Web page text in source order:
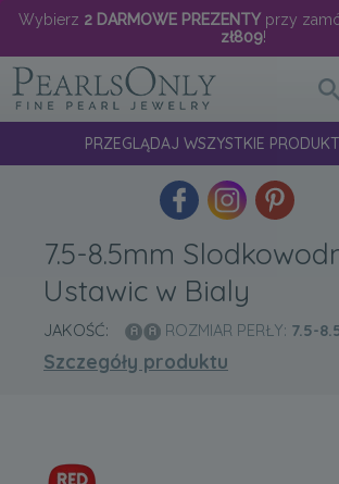
Wybierz 2 DARMOWE PREZENTYprzy
zł809!
PRZEGLĄDAJ WSZYSTKIE
7.5-8.5mm
Ustawic w Bialy
JAKOŚĆ: ROZMIAR PERŁY: 7.5-
Szczegóły produktu